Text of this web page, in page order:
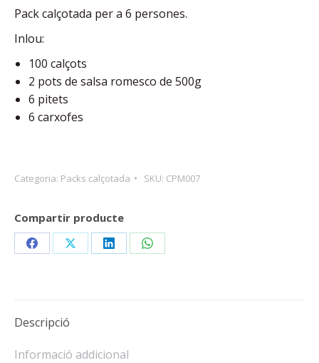
Pack calçotada per a 6 persones.
Inlou:
100 calçots
2 pots de salsa romesco de 500g
6 pitets
6 carxofes
Categoria: Packs calçotada SKU: CPM007
Compartir producte
Share Share Share Share
Descripció
Informació addicional